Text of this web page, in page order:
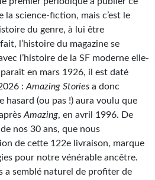
la science-fiction, mais c’est le
du genre, à lui être
l’histoire du magazine se
l’histoire de la SF moderne elle-
en mars 1926, il est daté
: Amazing Stories a donc
hasard (ou pas !) aura voulu que
Amazing, en avril 1996. De
nos 30 ans, que nous
de cette 122e livraison, marque
pour notre vénérable ancêtre.
a semblé naturel de profiter de